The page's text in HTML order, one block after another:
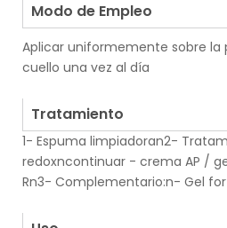
Modo de Empleo
Aplicar uniformemente sobre la
cuello una vez al día
Tratamiento
1- Espuma limpiadoran2-
redoxncontinuar - crema AP /
Rn3- Complementario:n- Gel